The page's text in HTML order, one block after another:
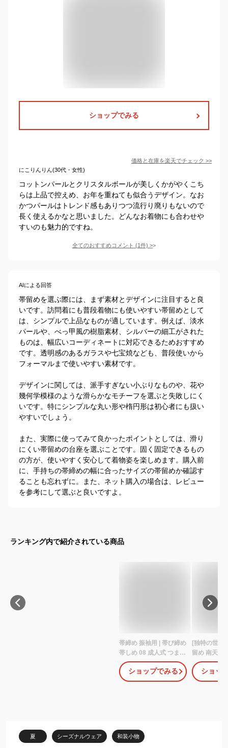
ショップでみる
価格と在庫を楽天でチェック >>
にこりんりん(30代・女性)
コットンパールとクリスタルボールが美しくかがやくこち
らは上品で控えめ、お年を重ねても似合うデザイン。なお
かつパールはトレンド感もありつつ流行り廃りもないので
長く使えるかなと思いました。どんなお着物にも合わせや
すいのも魅力的ですね。
全てのおすすめコメント (1件) >
AIによる回答
帯留めを選ぶ際には、まず素材とデザインに注目すると良
いです。訪問着にも普段着物にも使いやすい帯留めとして
は、シンプルで上品なものが適しています。例えば、淡水
パールや、べっ甲風の樹脂素材、シルバーの細工がされた
ものは、幅広いコーディネートに対応できるためおすすめ
です。透明感のあるガラスや七宝焼なども、普段使いから
フォーマルまで使いやすい素材です。
デザインに関しては、派手すぎない小ぶりなものや、花や
幾何学模様のような滑らかなモチーフを選ぶと失敗しにく
いです。特にシンプルな丸い形や楕円形は初心者にも扱い
やすいでしょう。
また、実際に使ってみて良かったポイントとしては、滑り
にくい帯留めの台座を選ぶことです。固く固定できるもの
の方が、使いやすく安心して着物姿を楽しめます。購入前
に、手持ちの帯締めの幅に合ったサイズの帯留めか確認す
ることも忘れずに。また、ネット購入の場合は、レビュー
を参考にして選ぶと良いですよ。
ランキング内で紹介されている商品
帯締め 振袖用 | 帯び締め
帯しめ 08 成人式 つまみ
細工 おしゃれ 飾り紐 赤
紫 緑 黄色 えんじ 白 黄
緑 着物 結婚式 礼装 丸組
おびじめ 母親 ママ振袖
菊 上品 古典
ショップでみる
[独特の世界
留め 南天と
OD071 花
正月 レッド
ルド レトロ
ショッ
夏 シーズナルウェア 和装小物